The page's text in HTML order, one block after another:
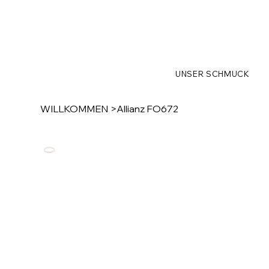
UNSER SCHMUCK
WILLKOMMEN >Allianz FO672